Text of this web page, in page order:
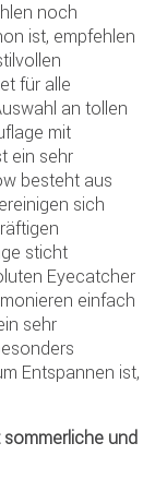
noch
ist, empfehlen
für alle
an tollen
mit
ein sehr
besteht aus
sich
sticht
Eyecatcher
einfach
sehr
Entspannen ist,
und